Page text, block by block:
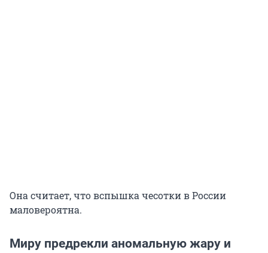
Она считает, что вспышка чесотки в России
маловероятна.
Миру предрекли аномальную жару и